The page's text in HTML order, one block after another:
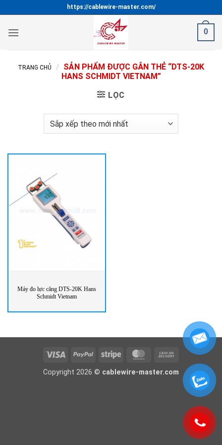
qua
nội
https://cablewire-master.com/
0
TRANG CHỦ / SẢN PHẨM ĐƯỢC GẮN THẺ “DTS-20K
HANS SCHMIDT VIETNAM”
LỌC
Máy đo lực căng DTS-20K Hans
Schmidt Vietnam
Visa PayPal Stripe MasterCardCash
Delivery
Copyright 2026 © cablewire-master.com